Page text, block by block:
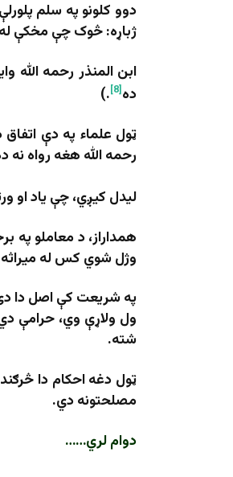
دوو کلونو په سلم
ژباړه: څوک چې مخکې له
ابن المنذر رحمه
ده[8]
.)
ټول علماء په دې
رحمه الله هغه رواه نه
لیدل کیږي، چې یاد او
همداراز، د معاملو
وژل شوي کس له
په شریعت کې اصل دا
ول ولاړې وي، حرامې
شته.
ټول دغه احکام دا
مصلحتونه دي.
دوام لري……